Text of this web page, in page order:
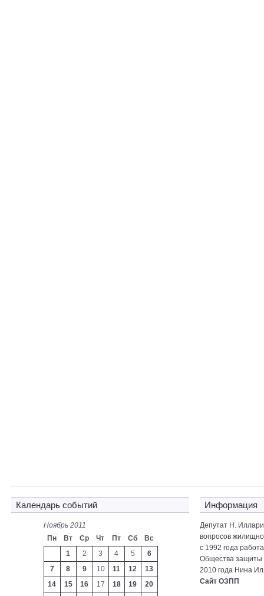
Календарь событий
Ноябрь 2011
Пн
Вт Ср Чт Пт Сб
Вс
1
2 3 4 5
6
7
8 9 10 11 12
13
14
15 16 17 18 19
20
Информация
Депутат Н.
вопросов
с 1992 года
Общества защиты
2010 года Нина
Сайт ОЗПП